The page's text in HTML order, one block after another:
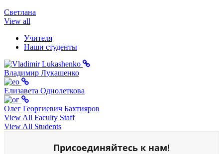
Светлана
View all
Учителя
Наши студенты
Владимир Лукашенко
Елизавета Однолеткова
Олег Георгиевич Бахтияров
View All Faculty Staff
View All Students
Присоединяйтесь к нам!